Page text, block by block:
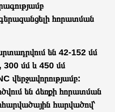
հորատման
են 42-152 մմ
մմ և 450 մմ
վերջավորությամբ:
են ձեռքի հորատման
հարվածով՝